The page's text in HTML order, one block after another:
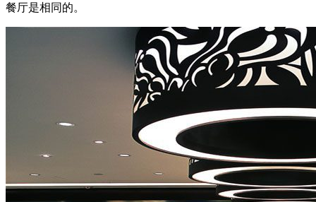
餐厅是相同的。